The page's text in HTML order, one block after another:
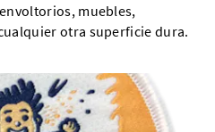
muebles,
otra superficie dura.